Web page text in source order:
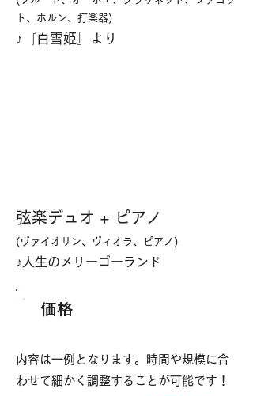
ト、ホルン、打楽器)
​♪『白雪姫』より
弦楽デュオ + ピアノ
(ヴァイオリン、ヴィオラ、ピアノ)
​♪人生のメリーゴーランド
価格
内容は一例となります。時間や規模に合
わせて細かく調整することが可能です！